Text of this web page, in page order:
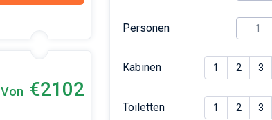
Von €2102
Personen
Kabinen 1 2 3
Toiletten 1 2 3